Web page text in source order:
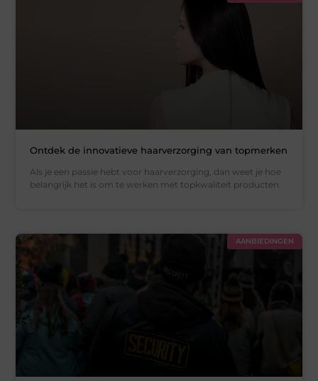
Ontdek de innovatieve haarverzorging van topmerken
Als je een passie hebt voor haarverzorging, dan weet je hoe
belangrijk het is om te werken met topkwaliteit producten.
AANBIEDINGEN